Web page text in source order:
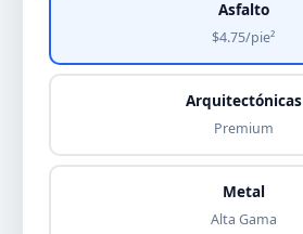
Asfalto
$4.75/pie²
Arquitectónicas
Premium
Metal
Alta Gama